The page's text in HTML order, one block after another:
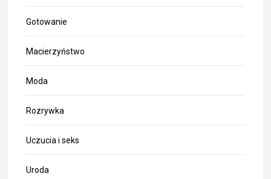
Gotowanie
Macierzyństwo
Moda
Rozrywka
Uczucia i seks
Uroda